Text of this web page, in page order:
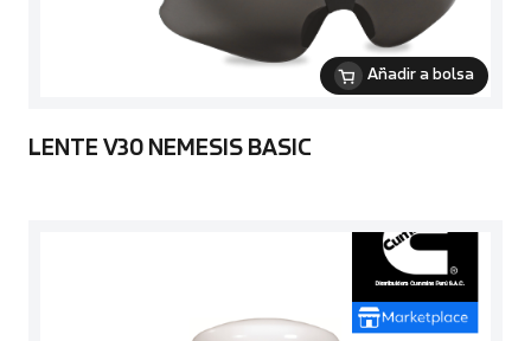
Añadir a bolsa
LENTE V30 NEMESIS BASIC